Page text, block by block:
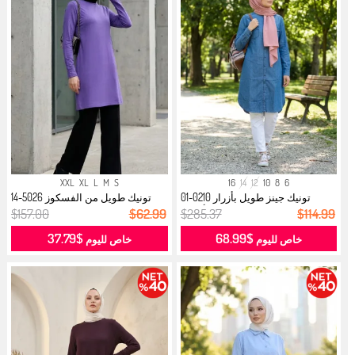
6
8
10
12
14
16
تونيك جينز طويل بأزرار 0210-01
أزرق...
$285.37 $114.99
خاص لليوم$68.99
S
M
L
XL
XXL
تونيك طويل من الفسكوز 5026-14
بنفسج...
$157.00 $62.99
خاص لليوم$37.79